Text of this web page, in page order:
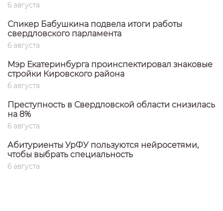
6 августа
Спикер Бабушкина подвела итоги работы
свердловского парламента
6 августа
Мэр Екатеринбурга проинспектировал знаковые
стройки Кировского района
6 августа
Преступность в Свердловской области снизилась
на 8%
6 августа
Абитуриенты УрФУ пользуются нейросетями,
чтобы выбрать специальность
6 августа